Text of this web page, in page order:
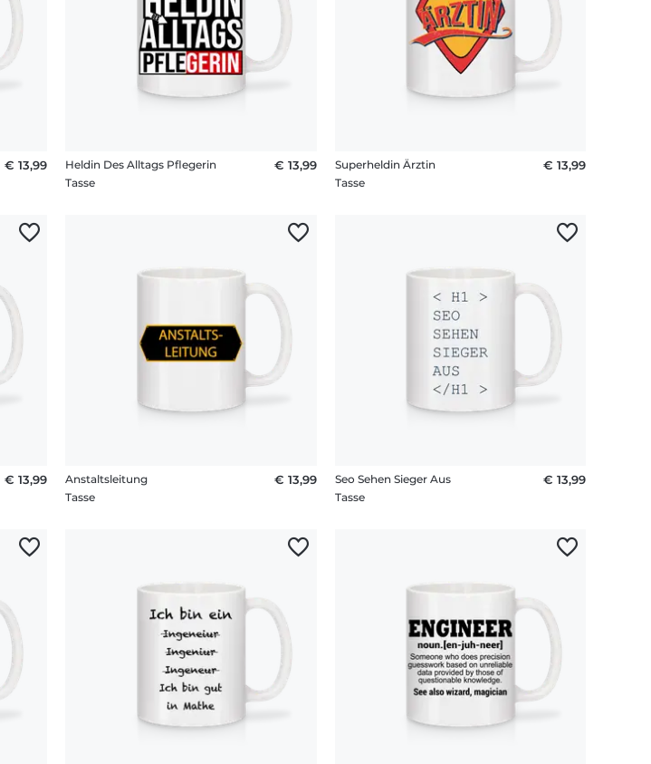
€ 13,99
Heldin Des Alltags Pflegerin
Tasse
€ 13,99
Superheldin Ärztin
Tasse
€ 13,99
€ 13,99
Anstaltsleitung
Tasse
€ 13,99
Seo Sehen Sieger Aus
Tasse
€ 13,99